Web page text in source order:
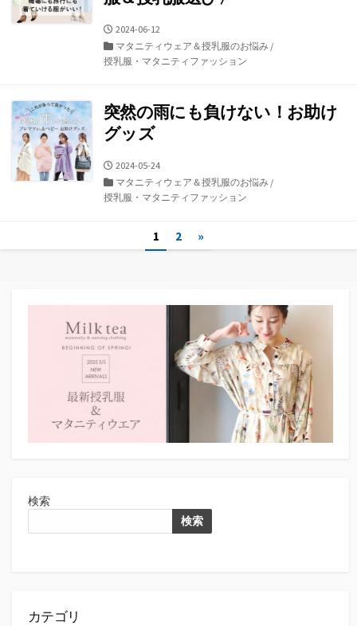
公
開
日
2024-06-12
カ
テ
ー
マタニティウェア＆授乳服のお悩み /
授乳服・マタニティファッション
突然の雨にも負けない！お助け
グッズ
公
開
日
2024-05-24
カ
テ
マタニティウェア＆授乳服のお悩み /
授乳服・マタニティファッション
1 2 »
検索
検索
カテゴリ